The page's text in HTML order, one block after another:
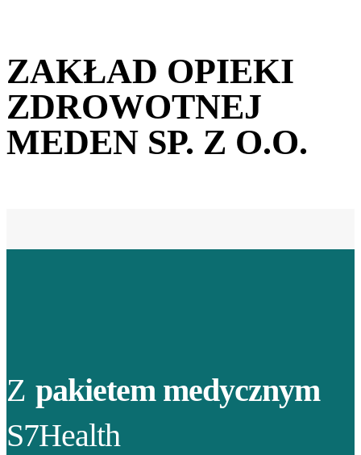
ZAKŁAD OPIEKI
ZDROWOTNEJ
MEDEN SP. Z O.O.
Z pakietem medycznym
S7Health